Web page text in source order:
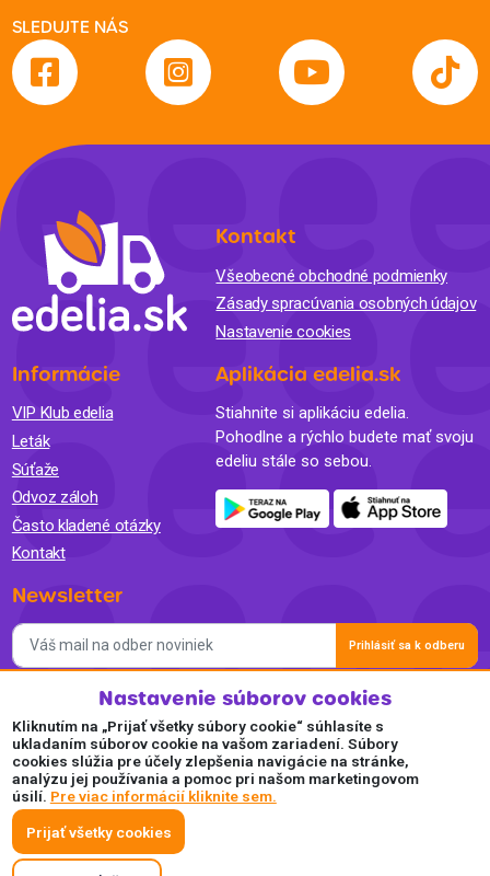
SLEDUJTE NÁS
Kontakt
Všeobecné obchodné podmienky
Zásady spracúvania osobných údajov
Nastavenie cookies
Informácie
VIP Klub edelia
Leták
Súťaže
Odvoz záloh
Často kladené otázky
Kontakt
Aplikácia edelia.sk
Stiahnite si aplikáciu edelia.
Pohodlne a rýchlo budete mať svoju
edeliu stále so sebou.
Newsletter
Prihlásiť sa k odberu
Súhlasím so spracovaním osobných údajov a so zasielaním
newslettra na marketingové účely a oboznámil som sa so
Zásadami ochrany osobných údajov.
Akceptujeme
Plaťte pohodlne a bezpečne online.
Nastavenie súborov cookies
Kliknutím na „Prijať všetky súbory cookie“ súhlasíte s
ukladaním súborov cookie na vašom zariadení. Súbory
cookies slúžia pre účely zlepšenia navigácie na stránke,
analýzu jej používania a pomoc pri našom marketingovom
úsilí. Pre viac informácií kliknite sem.
Prijať všetky cookies